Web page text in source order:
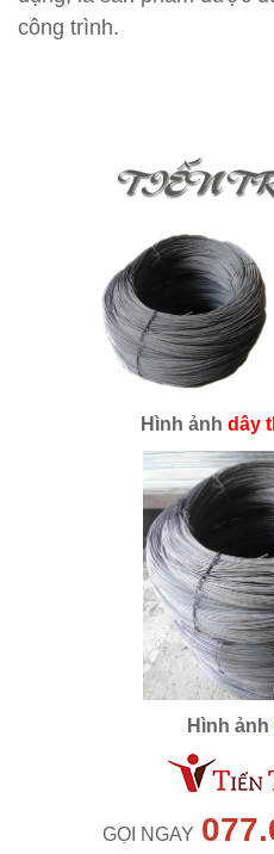
công trình.
Hình ảnh dây
Hình ảnh
GỌI NGAY